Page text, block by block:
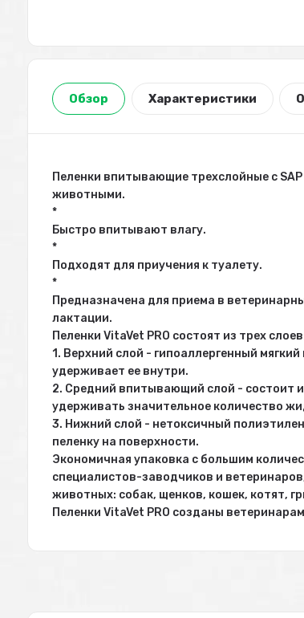
Обзор Характеристики
Пеленки впитывающие трехслойные с
животными.
*
Быстро впитывают влагу.
*
Подходят для приучения к туалету.
*
Предназначена для приема в
лактации.
Пеленки VitaVet PRO состоят из трех
1. Верхний слой - гипоаллергенный
удерживает ее внутри.
2. Средний впитывающий слой - состоит
удерживать значительное количество
3. Нижний слой - нетоксичный
пеленку на поверхности.
Экономичная упаковка с большим
специалистов-заводчиков и
животных: собак, щенков, кошек, котят,
Пеленки VitaVet PRO созданы